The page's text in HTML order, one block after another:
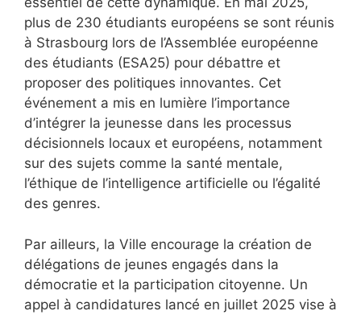
plus de 230 étudiants européens se sont réunis
à Strasbourg lors de l’Assemblée européenne
des étudiants (ESA25) pour débattre et
proposer des politiques innovantes. Cet
événement a mis en lumière l’importance
d’intégrer la jeunesse dans les processus
décisionnels locaux et européens, notamment
sur des sujets comme la santé mentale,
l’éthique de l’intelligence artificielle ou l’égalité
des genres.
Par ailleurs, la Ville encourage la création de
délégations de jeunes engagés dans la
démocratie et la participation citoyenne. Un
appel à candidatures lancé en juillet 2025 vise à